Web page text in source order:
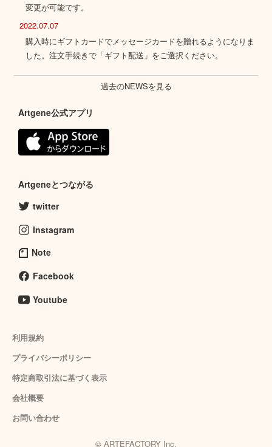
変更が可能です。
2022.07.07
購入時にギフトカードでメッセージカードを贈れるようになりま
した。注文手続きで「ギフト配送」をご選択ください。
過去のNEWSを見る
Artgene公式アプリ
Artgeneとつながる
twitter
Instagram
Note
Facebook
Youtube
利用規約
プライバシーポリシー
特定商取引法に基づく表示
会社概要
お問い合わせ
© ARTEFACTORY Inc.